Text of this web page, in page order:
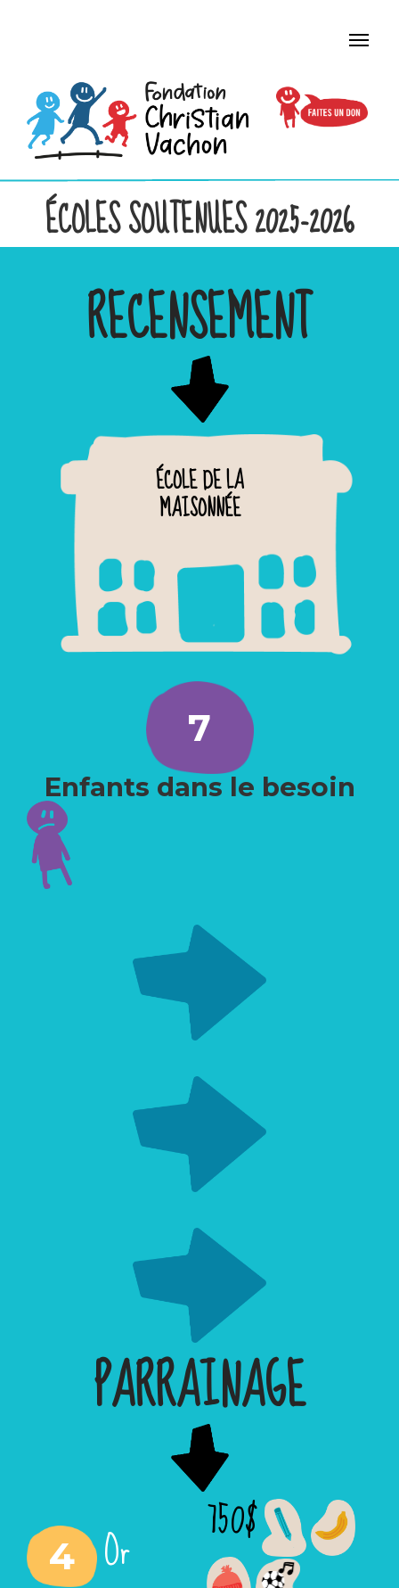
ÉCOLES SOUTENUES 2025-2026
RECENSEMENT
ÉCOLE DE LA
MAISONNÉE
7
Enfants dans le besoin
PARRAINAGE
4 Or 750$